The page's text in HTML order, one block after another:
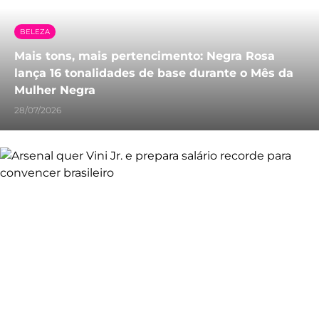
BELEZA
Mais tons, mais pertencimento: Negra Rosa
lança 16 tonalidades de base durante o Mês da
Mulher Negra
28/07/2026